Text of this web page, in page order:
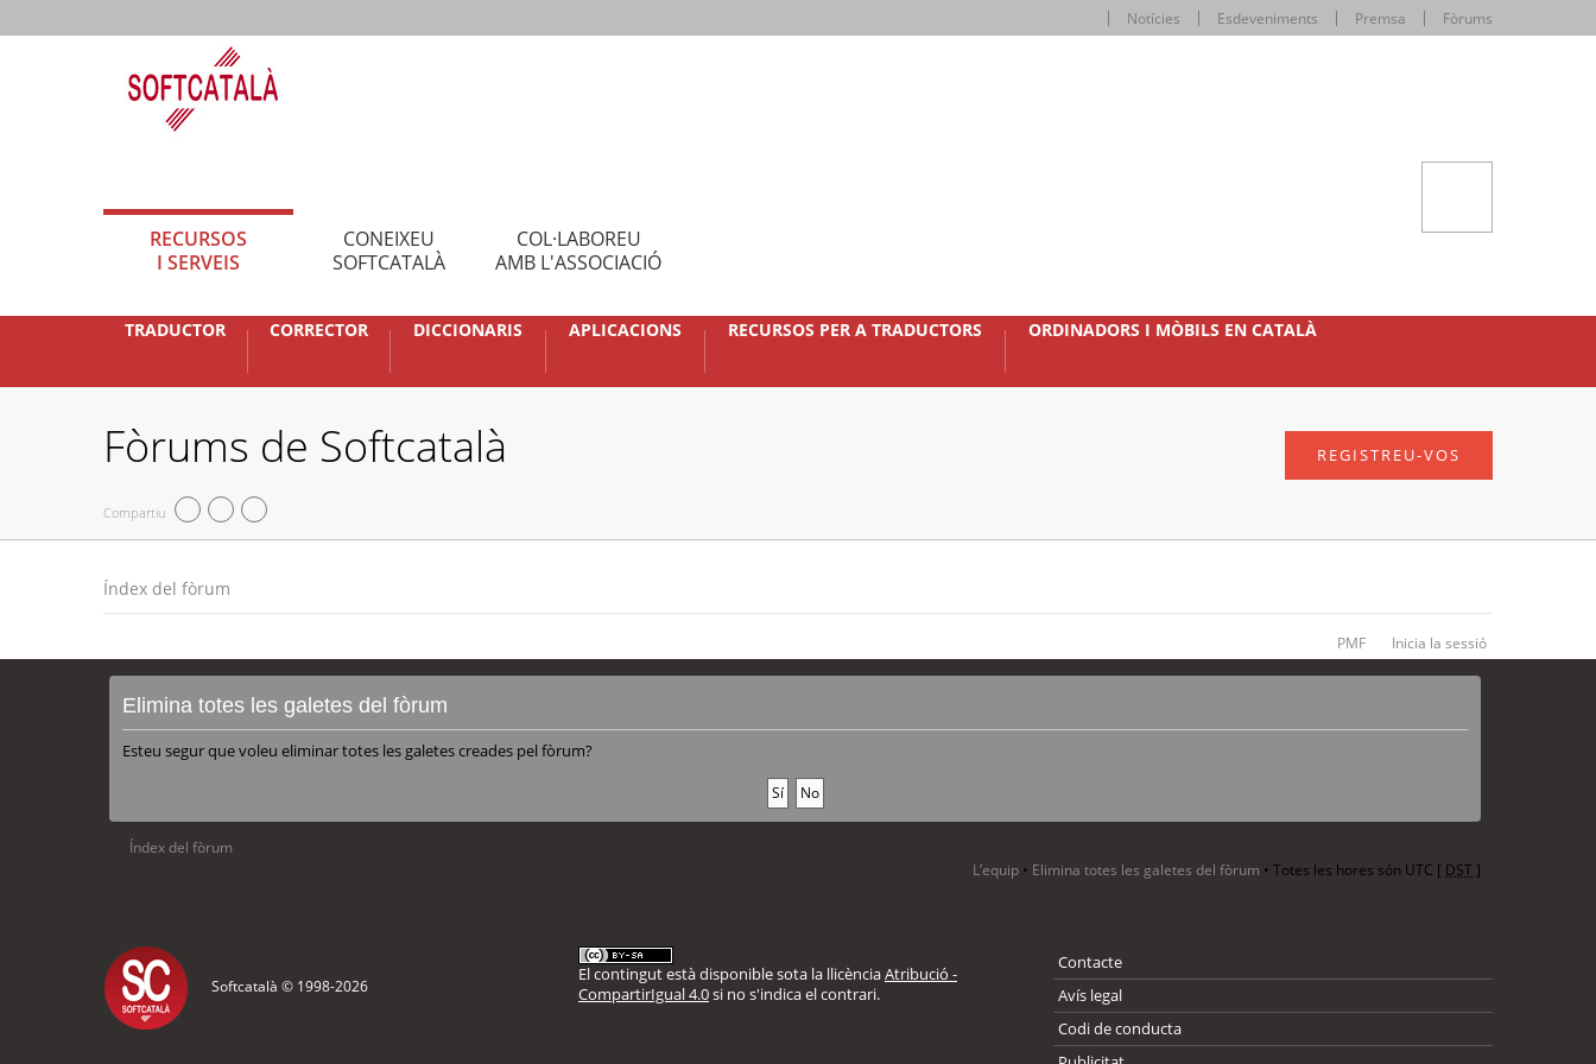
Notícies Esdeveniments Premsa Fòrums
RECURSOS
I SERVEIS
CONEIXEU
SOFTCATALÀ
COL·LABOREU
AMB L'ASSOCIACIÓ
TRADUCTOR CORRECTOR DICCIONARIS APLICACIONS RECURSOS PER A TRADUCTORS ORDINADORS I MÒBILS EN CATALÀ
Fòrums de Softcatalà
Compartiu
REGISTREU-VOS
Índex del fòrum
PMF Inicia la sessió
Elimina totes les galetes del fòrum
Esteu segur que voleu eliminar totes les galetes creades pel fòrum?
Índex del fòrum
L’equip • Elimina totes les galetes del fòrum • Totes les hores són UTC [ DST]
Softcatalà © 1998-2026
El contingut està disponible sota la llicènciaAtribució -
CompartirIgual 4.0si no s'indica el contrari.
Contacte
Avís legal
Codi de conducta